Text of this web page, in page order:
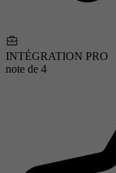
INTÉGRATION PRO
note de 4